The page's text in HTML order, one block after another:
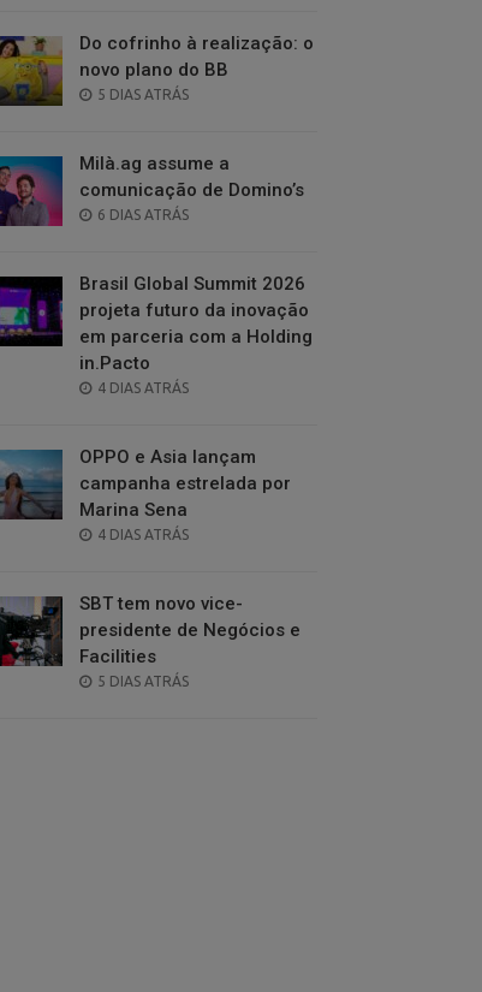
Do cofrinho à realização: o
novo plano do BB
POSTED
5 DIAS ATRÁS
Milà.ag assume a
comunicação de Domino’s
POSTED
6 DIAS ATRÁS
Brasil Global Summit 2026
projeta futuro da inovação
em parceria com a Holding
in.Pacto
POSTED
4 DIAS ATRÁS
OPPO e Asia lançam
campanha estrelada por
Marina Sena
POSTED
4 DIAS ATRÁS
SBT tem novo vice-
presidente de Negócios e
Facilities
POSTED
5 DIAS ATRÁS